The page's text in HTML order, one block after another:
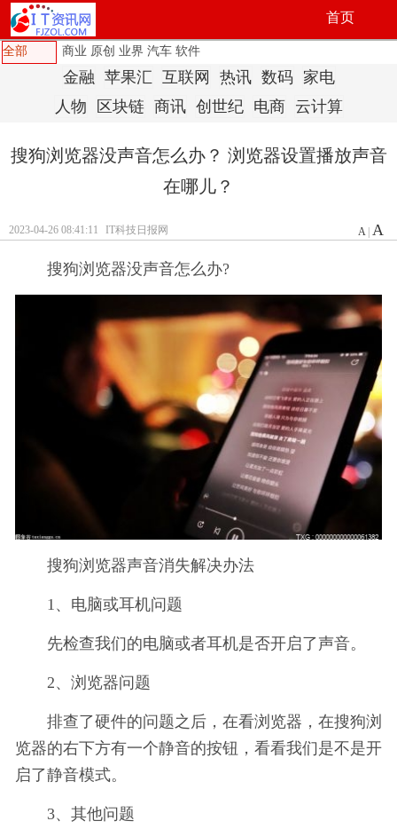
首页
全部 商业 原创 业界 汽车 软件
金融 苹果汇 互联网 热讯 数码
家电
人物
区块链 商讯 创世纪 电商 云计算
搜狗浏览器没声音怎么办？ 浏览器设置播放声音
在哪儿？
2023-04-26 08:41:11 IT科技日报网 A| A
搜狗浏览器没声音怎么办?
搜狗浏览器声音消失解决办法
1、电脑或耳机问题
先检查我们的电脑或者耳机是否开启了声音。
2、浏览器问题
排查了硬件的问题之后，在看浏览器，在搜狗浏
览器的右下方有一个静音的按钮，看看我们是不是开
启了静音模式。
3、其他问题